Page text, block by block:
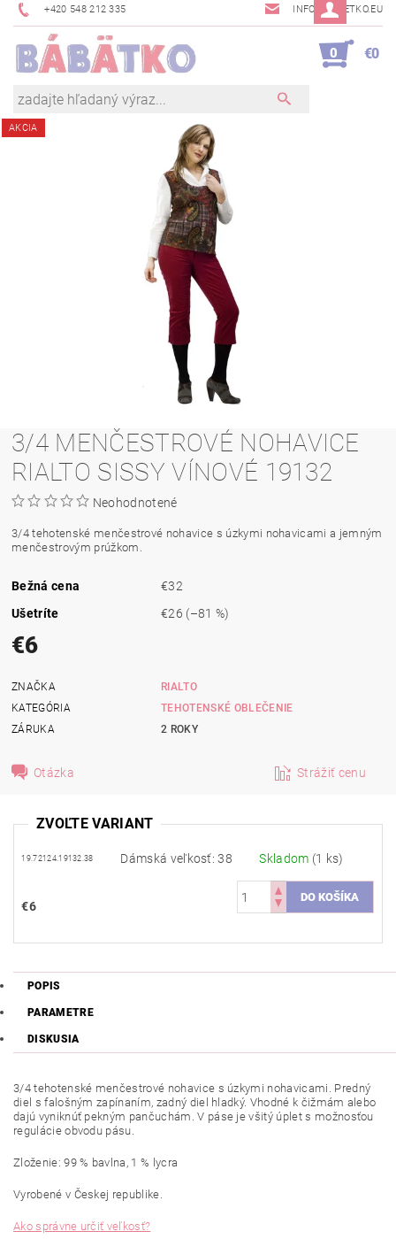
+420 548 212 335 INFO@BABETKO.EU
0 €0
AKCIA
3/4 MENČESTROVÉ NOHAVICE
RIALTO SISSY VÍNOVÉ 19132
Neohodnotené
3/4 tehotenské menčestrové nohavice s úzkymi nohavicami a jemným
menčestrovým prúžkom.
Bežná cena
€32
Ušetríte
€26 (–81 %)
€6
ZNAČKA
RIALTO
KATEGÓRIA
TEHOTENSKÉ OBLEČENIE
ZÁRUKA
2 ROKY
Otázka Strážiť cenu
ZVOĽTE VARIANT
19.72124.19132.38 Dámská veľkosť: 38 Skladom (1 ks)
€6
POPIS
PARAMETRE
DISKUSIA
3/4 tehotenské menčestrové nohavice s úzkymi nohavicami. Predný
diel s falošným zapínaním, zadný diel hladký. Vhodné k čižmám alebo
dajú vyniknúť pekným pančuchám. V páse je všitý úplet s možnosťou
regulácie obvodu pásu.
Zloženie: 99 % bavlna, 1 % lycra
Vyrobené v Českej republike.
Ako správne určiť veľkosť?